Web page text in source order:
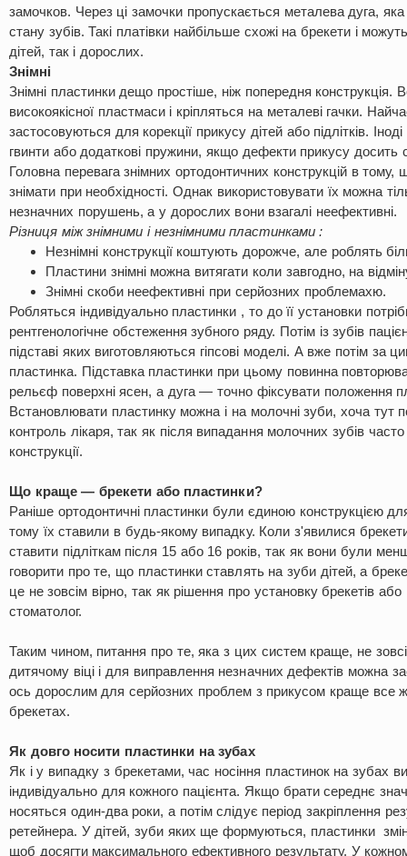
замочков. Через ці замочки пропускається металева дуга,
стану зубів. Такі платівки найбільше схожі на брекети і
дітей, так і дорослих.
Знімні
Знімні пластинки дещо простіше, ніж попередня конструкція.
високоякісної пластмаси і кріпляться на металеві гачки.
застосовуються для корекції прикусу дітей або підлітків.
гвинти або додаткові пружини, якщо дефекти прикусу досить
Головна перевага знімних ортодонтичних конструкцій в тому,
знімати при необхідності. Однак використовувати їх можна
незначних порушень, а у дорослих вони взагалі неефективні.
Різниця між знімними і незнімними пластинками :
Незнімні конструкції коштують дорожче, але роблять
Пластини знімні можна витягати коли завгодно, на
Знімні скоби неефективні при серйозних проблемахю.
Робляться індивідуально пластинки , то до її установки
рентгенологічне обстеження зубного ряду. Потім із зубів
підставі яких виготовляються гіпсові моделі. А вже потім за
пластинка. Підставка пластинки при цьому повинна
рельєф поверхні ясен, а дуга — точно фіксувати положення
Встановлювати пластинку можна і на молочні зуби, хоча тут
контроль лікаря, так як після випадання молочних зубів часто
конструкції.
Що краще — брекети або пластинки?
Раніше ортодонтичні пластинки були єдиною конструкцією
тому їх ставили в будь-якому випадку. Коли з'явилися
ставити підліткам після 15 або 16 років, так як вони були
говорити про те, що пластинки ставлять на зуби дітей, а
це не зовсім вірно, так як рішення про установку брекетів
стоматолог.
Таким чином, питання про те, яка з цих систем краще, не
дитячому віці і для виправлення незначних дефектів можна
ось дорослим для серйозних проблем з прикусом краще все
брекетах.
Як довго носити пластинки на зубах
Як і у випадку з брекетами, час носіння пластинок на зубах
індивідуально для кожного пацієнта. Якщо брати середнє
носяться один-два роки, а потім слідує період закріплення
ретейнера. У дітей, зуби яких ще формуються, пластинки
щоб досягти максимального ефективного результату. У